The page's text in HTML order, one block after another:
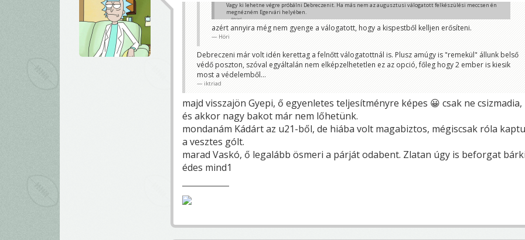
Vagy ki lehetne végre próbálni Debreczenit. Ha más nem az augusztusi válogatott felkészülési meccsen én
megnézném Egervári helyében.
iktriad
azért annyira még nem gyenge a válogatott, hogy a kispestből kelljen erősíteni.
Höri
Debreczeni már volt idén kerettag a felnőtt válogatottnál is. Plusz amúgy is "remekül" állunk belső
védő poszton, szóval egyáltalán nem elképzelhetetlen ez az opció, főleg hogy 2 ember is kiesik
most a védelemből...
iktriad
majd visszajön Gyepi, ő egyenletes teljesítményre képes 😀 csak ne csizmadia,
és akkor nagy bakot már nem lőhetünk.
mondanám Kádárt az u21-ből, de hiába volt magabiztos, mégiscsak róla
a vesztes gólt.
marad Vaskó, ő legalább ösmeri a párját odabent. Zlatan úgy is beforgat
édes mind1